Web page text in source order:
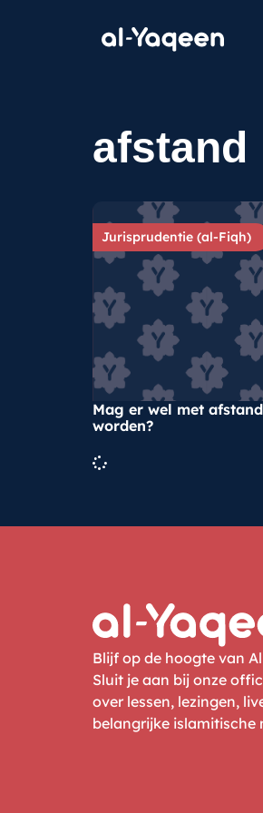
afstand
Jurisprudentie (al-Fiqh)
Mag er wel met
worden?
Blijf op de hoogte van
Sluit je aan bij onze
over lessen, lezingen,
belangrijke islamitische